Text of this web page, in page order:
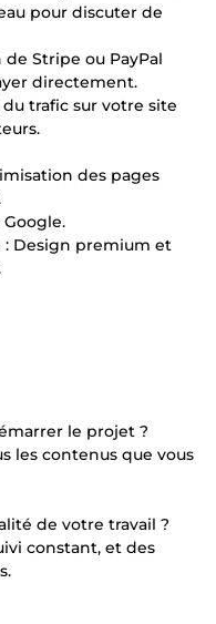
pour discuter de
Stripe ou PayPal
directement.
trafic sur votre site
des pages
Design premium et
le projet ?
les contenus que vous
de votre travail ?
constant, et des